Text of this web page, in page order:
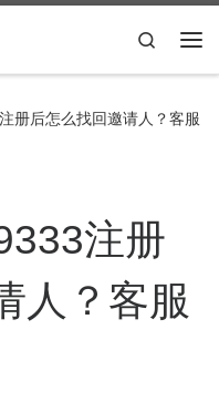
Search
册后怎么找回邀请人？客服
注册
人？客服